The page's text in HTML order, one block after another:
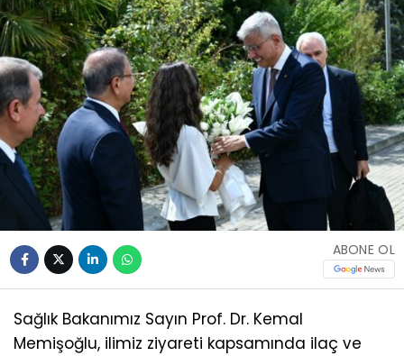
ABONE OL
Sağlık Bakanımız Sayın Prof. Dr. Kemal
Memişoğlu, ilimiz ziyareti kapsamında ilaç ve